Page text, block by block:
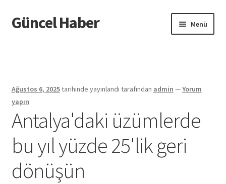
Dolaşıma
geç
İçeriğe
geç
Güncel Haber Menü
Ağustos 6, 2025tarihinde yayınlandı tarafından admin —Yorum
yapın
Antalya'daki üzümlerde
bu yıl yüzde 25'lik geri
dönüşün